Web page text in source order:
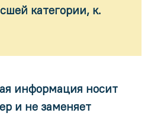
категории, к.
информация носит
и не заменяет